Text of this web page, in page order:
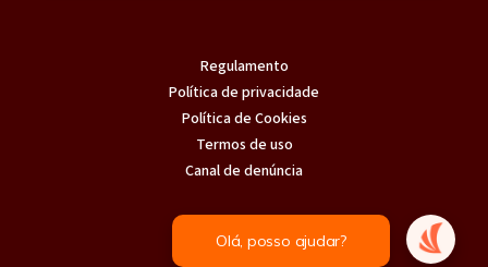
Regulamento
Política de privacidade
Política de Cookies
Termos de uso
Canal de denúncia